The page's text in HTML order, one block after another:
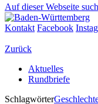
Auf dieser Webseite
Kontakt Facebook
Zurück
Aktuelles
Rundbriefe
Schlagwörter